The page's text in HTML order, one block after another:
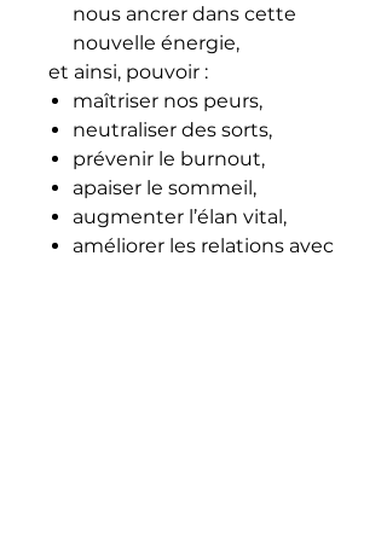
nous ancrer dans cette
nouvelle énergie,
et ainsi, pouvoir :
maîtriser nos peurs,
neutraliser des sorts,
prévenir le burnout,
apaiser le sommeil,
augmenter l’élan vital,
améliorer les relations avec